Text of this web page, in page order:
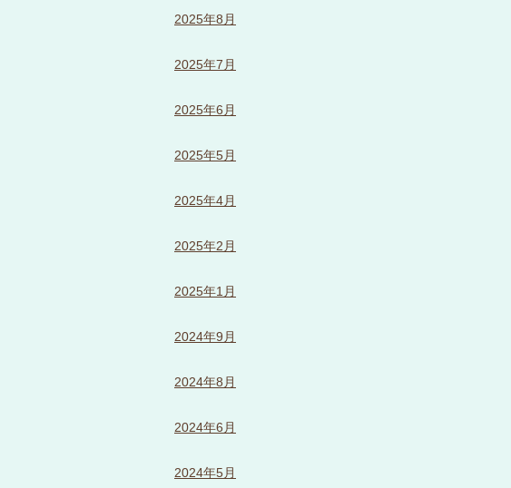
2025年8月
2025年7月
2025年6月
2025年5月
2025年4月
2025年2月
2025年1月
2024年9月
2024年8月
2024年6月
2024年5月